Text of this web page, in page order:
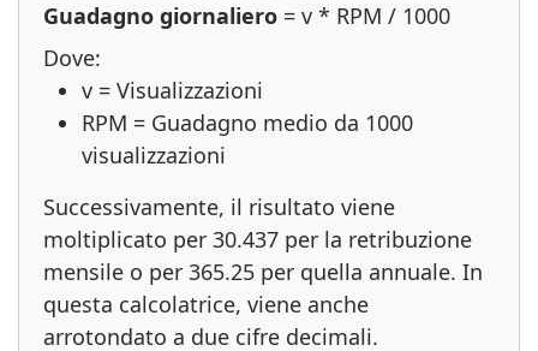
Guadagno giornaliero = v * RPM / 1000
Dove:
v = Visualizzazioni
RPM = Guadagno medio da 1000
visualizzazioni
Successivamente, il risultato viene
moltiplicato per 30.437 per la retribuzione
mensile o per 365.25 per quella annuale. In
questa calcolatrice, viene anche
arrotondato a due cifre decimali.